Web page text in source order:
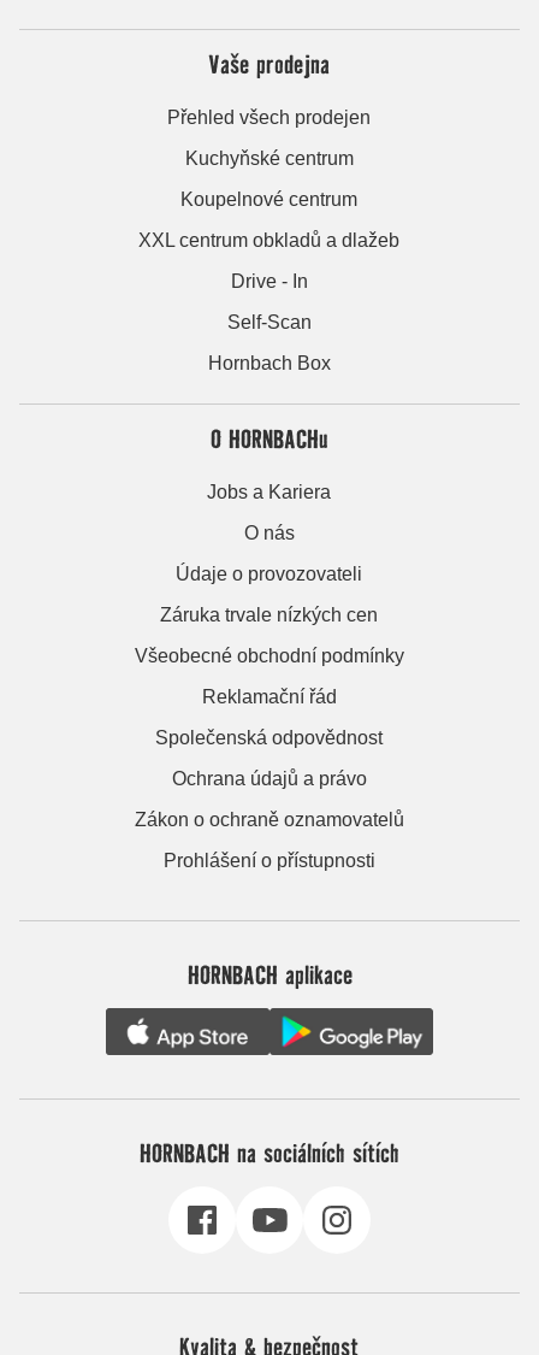
Vaše prodejna
Přehled všech prodejen
Kuchyňské centrum
Koupelnové centrum
XXL centrum obkladů a dlažeb
Drive - In
Self-Scan
Hornbach Box
O HORNBACHu
Jobs a Kariera
O nás
Údaje o provozovateli
Záruka trvale nízkých cen
Všeobecné obchodní podmínky
Reklamační řád
Společenská odpovědnost
Ochrana údajů a právo
Zákon o ochraně oznamovatelů
Prohlášení o přístupnosti
HORNBACH aplikace
HORNBACH na sociálních sítích
Kvalita & bezpečnost